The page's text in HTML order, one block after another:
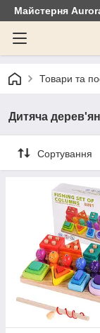
Майстерня
Товари та
Дитяча
Сортування